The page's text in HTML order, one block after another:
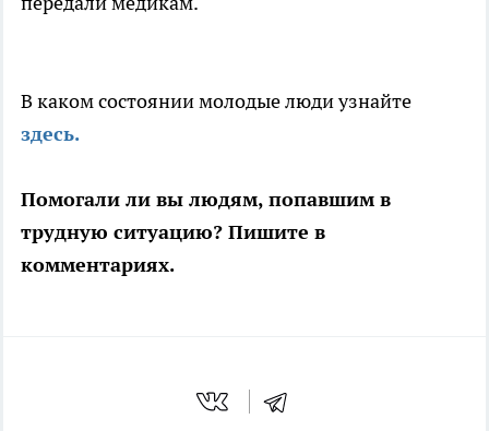
В каком состоянии молодые люди узнайте
здесь.
Помогали ли вы людям, попавшим в
трудную ситуацию? Пишите в
комментариях.